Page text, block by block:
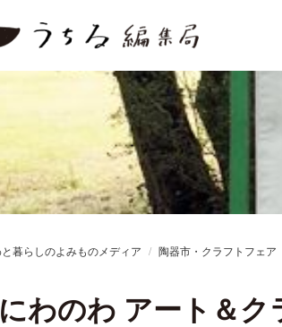
と暮らしのよみものメディア 陶器市・クラフトフェア
にわのわ アート＆